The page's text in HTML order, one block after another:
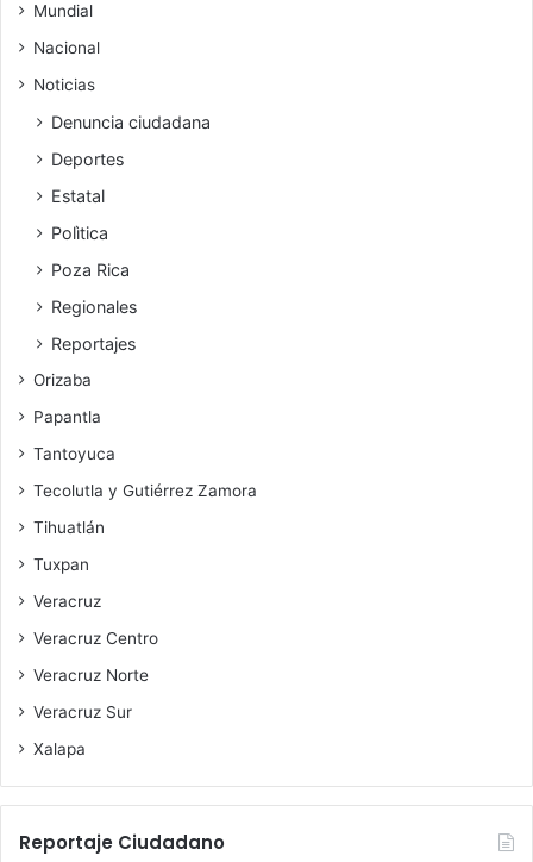
Mundial
Nacional
Noticias
Denuncia ciudadana
Deportes
Estatal
Polìtica
Poza Rica
Regionales
Reportajes
Orizaba
Papantla
Tantoyuca
Tecolutla y Gutiérrez Zamora
Tihuatlán
Tuxpan
Veracruz
Veracruz Centro
Veracruz Norte
Veracruz Sur
Xalapa
Reportaje Ciudadano